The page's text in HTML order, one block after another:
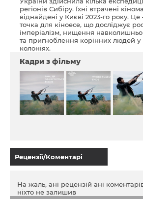
регіонів Сибіру. Їхні втрачені
віднайдені у Києві 2023-го року. Це
точка для кіноесе, що досліджує
імперіалізм, нищення
та пригноблення корінних людей у
колоніях.
Кадри з фільму
Рецензії/Коментарі
На жаль, ані рецензій ані
ніхто не залишив